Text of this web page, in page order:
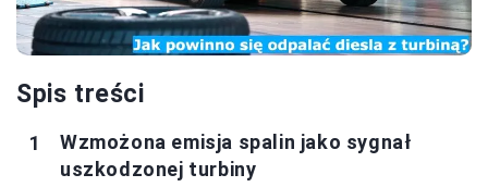
Spis treści
Wzmożona emisja spalin jako sygnał
uszkodzonej turbiny